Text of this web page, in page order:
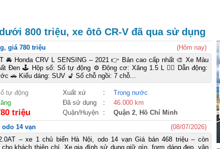
800 triệu, xe ôtô CR-V đã qua sử dụng
giá 780 triệu
(Hôm nay)
🚘 Honda CRV L SENSING – 2021 👉 Bản cao cấp nhất 🎨 Xe Màu
Đen 🕹️ Hộp số: Số tự động ⚙️ Động cơ: Xăng 1.5 L 🚴‍♀️ Dẫn động:
🚗 Kiểu dáng: SUV 💺 Số chỗ ngồi: 7 chỗ...
tự động Xuất xứ :
Trong nước
Đã sử dụng :
46.000 km
triệu Quận/Huyện : Quận 2, Hồ Chí Minh
odo 14 vạn
(08/07/2026)
– xe 1 chủ biển Hà Nội, odo 14 vạn Giá bán 468 triệu – còn
khách thiện chí. Xe gia đình sử dụng giữ gìn, form dáng đẹp, vận